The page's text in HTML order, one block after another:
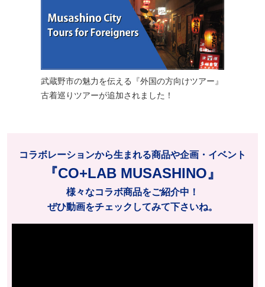
武蔵野市の魅力を伝える『外国の方向けツアー』
古着巡りツアーが追加されました！
コラボレーションから生まれる商品や企画・イベント
『CO+LAB MUSASHINO』
様々なコラボ商品をご紹介中！
ぜひ動画をチェックしてみて下さいね。